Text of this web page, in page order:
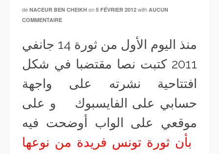
de NACEUR BEN CHEIKH on 5 FÉVRIER 2012 with AUCUN
COMMENTAIRE
منذ اليوم الأول من ثورة 14 جانفي
2011 كتبت نصا مقتضبا في شكل
افتتاحية نشرته على واجهة
حسابي على الفايسبوك و على
موقعي على الواب أوضحت فيه
بأن ثورة تونس فريدة من نوعها